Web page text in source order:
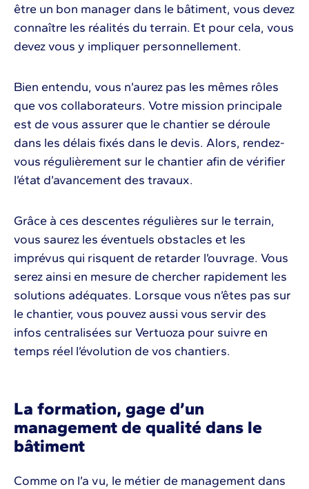
être un bon manager dans le bâtiment, vous devez
connaître les réalités du terrain. Et pour cela, vous
devez vous y impliquer personnellement.
Bien entendu, vous n’aurez pas les mêmes rôles
que vos collaborateurs. Votre mission principale
est de vous assurer que le chantier se déroule
dans les délais fixés dans le devis. Alors, rendez-
vous régulièrement sur le chantier afin de vérifier
l’état d’avancement des travaux.
Grâce à ces descentes régulières sur le terrain,
vous saurez les éventuels obstacles et les
imprévus qui risquent de retarder l’ouvrage. Vous
serez ainsi en mesure de chercher rapidement les
solutions adéquates. Lorsque vous n’êtes pas sur
le chantier, vous pouvez aussi vous servir des
infos centralisées sur Vertuoza pour suivre en
temps réel l’évolution de vos chantiers.
La formation, gage d’un
management de qualité dans le
bâtiment
Comme on l’a vu, le métier de management dans